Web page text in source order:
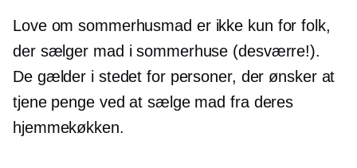
Love om sommerhusmad er ikke kun for folk,
der sælger mad i sommerhuse (desværre!).
De gælder i stedet for personer, der ønsker at
tjene penge ved at sælge mad fra deres
hjemmekøkken.